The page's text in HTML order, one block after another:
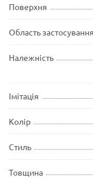
Поверхня
Область застосування
Належність
Імітація
Колір
Стиль
Товщина